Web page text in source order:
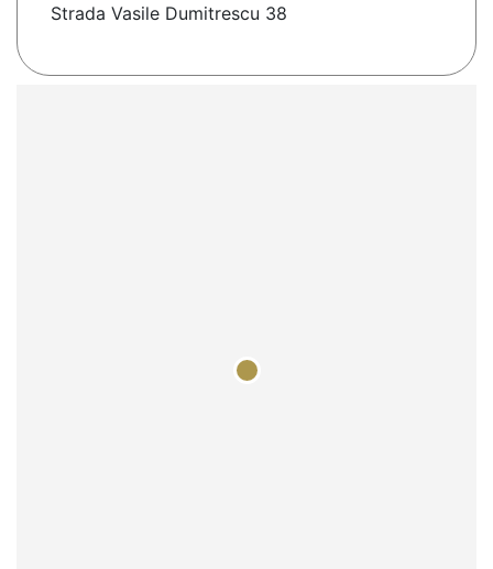
Strada Vasile Dumitrescu 38